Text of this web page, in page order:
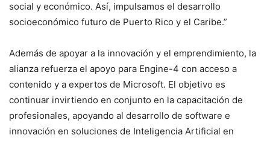
social y económico. Así, impulsamos el desarrollo
socioeconómico futuro de Puerto Rico y el Caribe.”
Además de apoyar a la innovación y el emprendimiento, la
alianza refuerza el apoyo para Engine-4 con acceso a
contenido y a expertos de Microsoft. El objetivo es
continuar invirtiendo en conjunto en la capacitación de
profesionales, apoyando al desarrollo de software e
innovación en soluciones de Inteligencia Artificial en